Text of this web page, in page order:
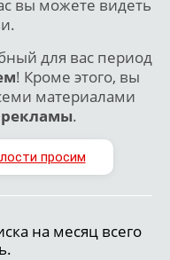
вы можете видеть
для вас период
! Кроме этого, вы
материалами
рекламы.
просим
на месяц всего